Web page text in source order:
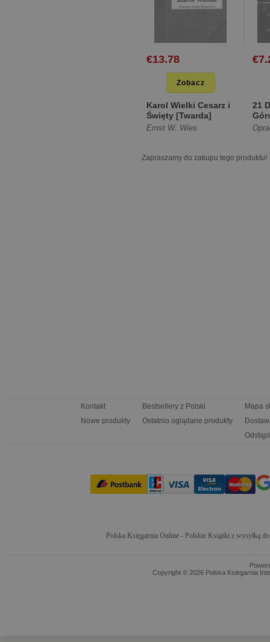
€13.78
Zobacz
Karol Wielki Cesarz i
Święty [Twarda]
Ernst W. Wies
21
Zapraszamy do zakupu tego produktu!
Kontakt
Nowe produkty
Bestsellery z Polski
Ostatnio oglądane produkty
Mapa
Polska Księgarnia Online - Polskie Książki z wysyłką
Copyright © 2026 Polska Ksiegarnia